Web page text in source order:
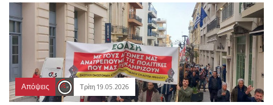
Απόψεις Τρίτη 19.05.2026